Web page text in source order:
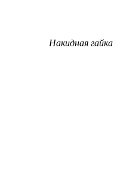
Накидная гайка